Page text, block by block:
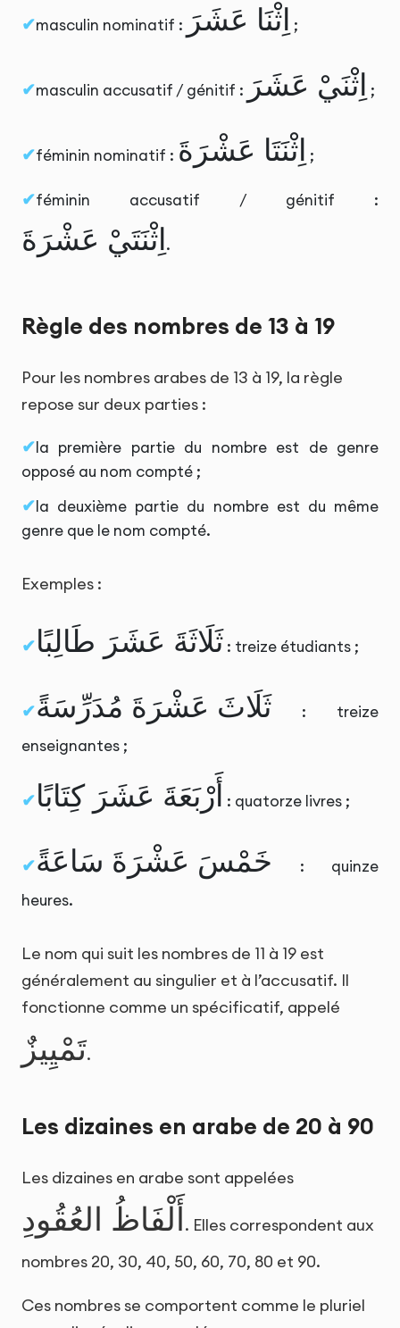
masculin nominatif : اِثْنَا عَشَرَ ;
masculin accusatif / génitif : اِثْنَيْ عَشَرَ ;
féminin nominatif : اِثْنَتَا عَشْرَةَ ;
féminin accusatif / génitif :
اِثْنَتَيْ عَشْرَةَ .
Règle des nombres de 13 à 19
Pour les nombres arabes de 13 à 19, la règle
repose sur deux parties :
la première partie du nombre est de genre
opposé au nom compté ;
la deuxième partie du nombre est du même
genre que le nom compté.
Exemples :
ثَلَاثَةَ عَشَرَ طَالِبًا : treize étudiants ;
ثَلَاثَ عَشْرَةَ مُدَرِّسَةً : treize
enseignantes ;
أَرْبَعَةَ عَشَرَ كِتَابًا : quatorze livres ;
خَمْسَ عَشْرَةَ سَاعَةً : quinze
heures.
Le nom qui suit les nombres de 11 à 19 est
généralement au singulier et à l’accusatif. Il
fonctionne comme un spécificatif, appelé
تَمْيِيزٌ.
Les dizaines en arabe de 20 à 90
Les dizaines en arabe sont appelées
أَلْفَاظُ العُقُودِ
. Elles correspondent aux
nombres 20, 30, 40, 50, 60, 70, 80 et 90.
Ces nombres se comportent comme le pluriel